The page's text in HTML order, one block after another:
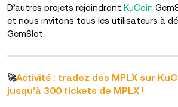
D’autres projets rejoindront KuCoin
et nous invitons tous les utilisateurs à
GemSlot.
🚀Activité : tradez des MPLX sur
jusqu’à 300 tickets de MPLX !